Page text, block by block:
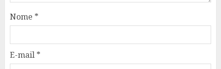
Nome *
E-mail *